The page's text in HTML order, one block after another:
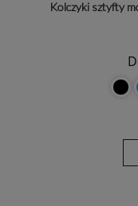
Kolczyki sztyfty